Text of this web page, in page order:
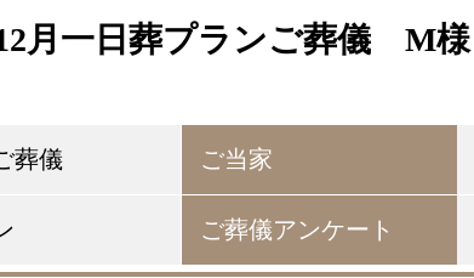
月一日葬プランご葬儀 M様
葬儀 ご当家
ご葬儀アンケート